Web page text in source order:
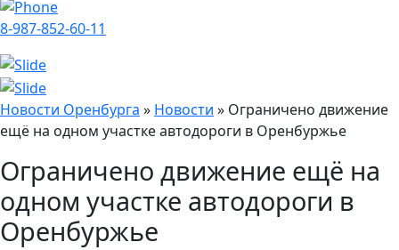
8-987-852-60-11
Новости Оренбурга » Новости » Ограничено движение
ещё на одном участке автодороги в Оренбуржье
Ограничено движение ещё на
одном участке автодороги в
Оренбуржье